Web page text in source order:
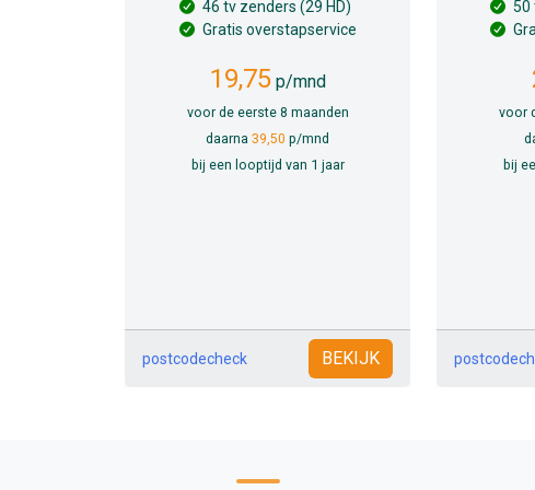
46 tv zenders (29 HD)
Gratis overstapservice
19,75p/mnd
voor de eerste 8 maanden
daarna 39,50 p/mnd
bij een looptijd van 1 jaar
postcodecheck BEKIJK
50
voor
bij